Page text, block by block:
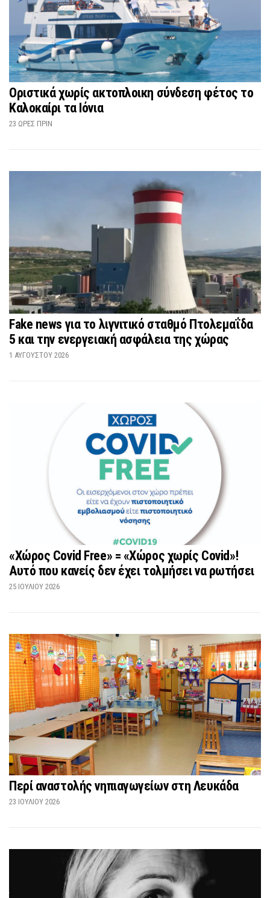
Οριστικά χωρίς ακτοπλοικη σύνδεση φέτος το
Καλοκαίρι τα Ιόνια
23 ΏΡΕΣ ΠΡΙΝ
Fake news για το λιγνιτικό σταθμό Πτολεμαΐδα
5 και την ενεργειακή ασφάλεια της χώρας
1 ΑΥΓΟΎΣΤΟΥ 2026
«Χώρος Covid Free» = «Χώρος χωρίς Covid»!
Αυτό που κανείς δεν έχει τολμήσει να ρωτήσει
25 ΙΟΥΛΊΟΥ 2026
Περί αναστολής νηπιαγωγείων στη Λευκάδα
23 ΙΟΥΛΊΟΥ 2026